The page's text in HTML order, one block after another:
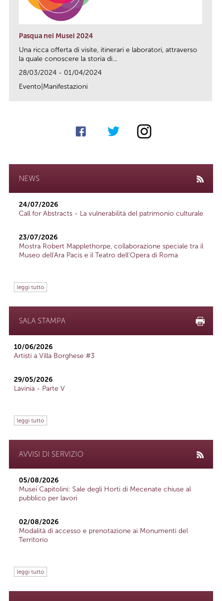
Pasqua nei Musei 2024
Una ricca offerta di visite, itinerari e laboratori, attraverso
la quale conoscere la storia di...
28/03/2024 - 01/04/2024
Evento|Manifestazioni
NEWS
24/07/2026
Call for Abstracts - La vulnerabilità del patrimonio culturale
23/07/2026
Mostra Robert Mapplethorpe, collaborazione speciale tra il
Museo dell'Ara Pacis e il Teatro dell'Opera di Roma
leggi tutto
SALA STAMPA
10/06/2026
Artisti a Villa Borghese #3
29/05/2026
Lavinia - Parte V
leggi tutto
AVVISI DI SERVIZIO
05/08/2026
Musei Capitolini: Sale degli Horti di Mecenate chiuse al
pubblico per lavori
02/08/2026
Modalità di accesso e prenotazione ai Monumenti del
Territorio
leggi tutto